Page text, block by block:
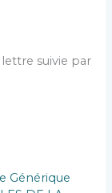
suivie par